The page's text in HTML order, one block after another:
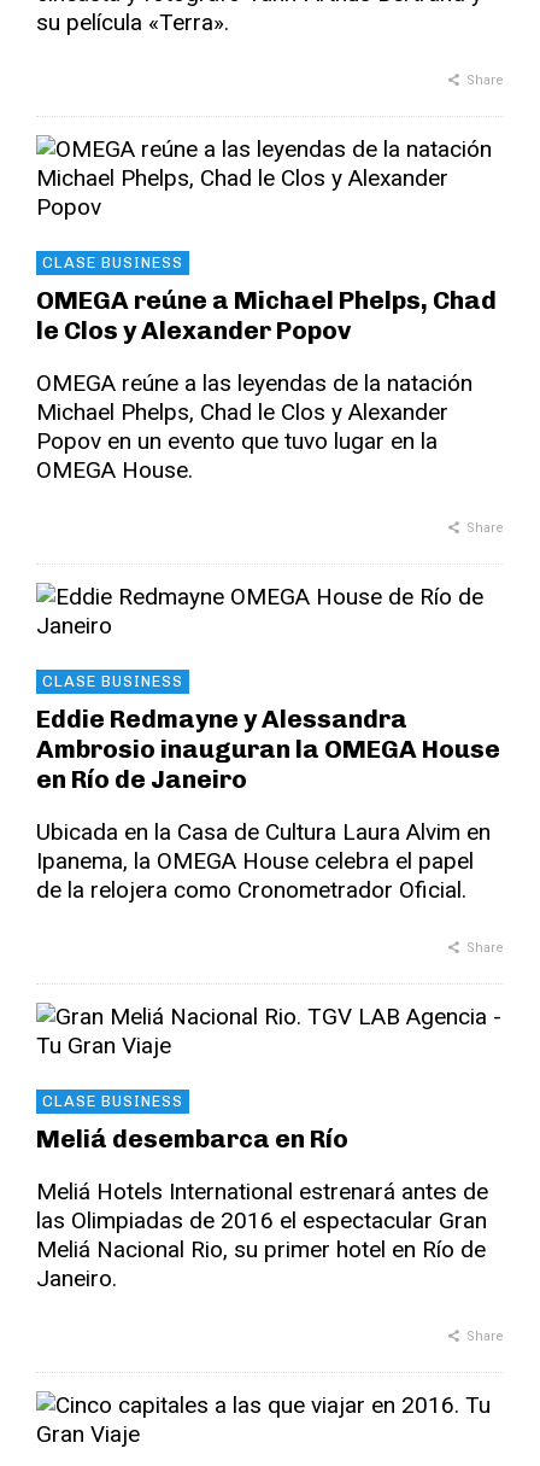
su película «Terra».
Share
CLASE BUSINESS
OMEGA reúne a Michael Phelps, Chad
le Clos y Alexander Popov
OMEGA reúne a las leyendas de la natación
Michael Phelps, Chad le Clos y Alexander
Popov en un evento que tuvo lugar en la
OMEGA House.
Share
CLASE BUSINESS
Eddie Redmayne y Alessandra
Ambrosio inauguran la OMEGA House
en Río de Janeiro
Ubicada en la Casa de Cultura Laura Alvim en
Ipanema, la OMEGA House celebra el papel
de la relojera como Cronometrador Oficial.
Share
CLASE BUSINESS
Meliá desembarca en Río
Meliá Hotels International estrenará antes de
las Olimpiadas de 2016 el espectacular Gran
Meliá Nacional Rio, su primer hotel en Río de
Janeiro.
Share